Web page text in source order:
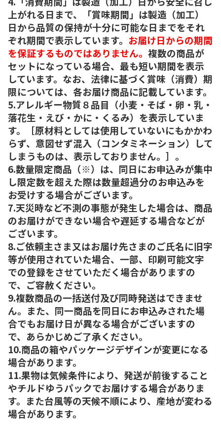
上がれる日まで、「賞味期間」は製造（加工）
日から品質の保持が十分に可能な日までをそれ
ぞれ期間で表示しています。 お届け日からの期間
を保証するものではありません。 複数の商品が
セットになっている場合、最も短い期間を表示
しています。なお、法律に基づく賞味（消費）期
限については、各お届け商品に記載しています。
5.アレルギー物質８品目（小麦・そば・卵・乳・
落花生・えび・かに・くるみ）を表示していま
す。［原材料としては使用していないにもかかわ
らず、意図せず混入（コンタミネーション）して
しまうものは、表示しておりません。］。
6.数量限定商品（※）は、同日にお申込みが集中
し限定数を超えた際は数量超過分のお申込みを
お受けする場合がございます。
7.天災時など不測の事態が発生した場合は、商品
のお届けができない場合や遅延する場合などが
ございます。
8.ご依頼主さま又はお届け先さまのご氏名に旧字
等が使用されていた場合、一部、印刷可能文字
での登録をさせていただく場合がありますの
で、ご容赦ください。
9.複数商品の一括送付及び同時発送はできませ
ん。また、同一商品を同日にお申込みされた場
合でもお届け日が異なる場合がございますの
で、あらかじめご了承ください。
10.商品の箱やパッケージデザインが変更になる
場合があります。
11.果物は気候条件により、発送が前後すること
やチルドゆうパックでお届けする場合がありま
す。また台風等の天候不順により、産地が変わる
場合があります。